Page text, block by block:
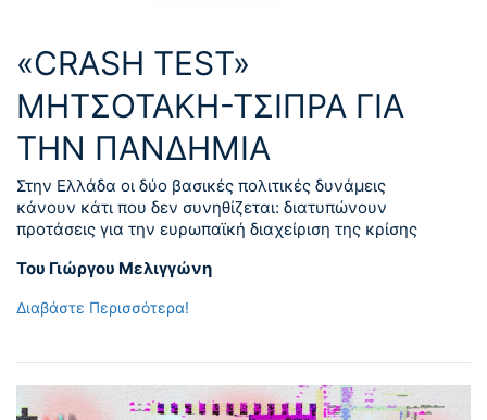
«CRASH TEST»
ΜΗΤΣΟΤΑΚΗ-ΤΣΙΠΡΑ ΓΙΑ
ΤΗΝ ΠΑΝΔΗΜΙΑ
Στην Ελλάδα οι δύο βασικές πολιτικές δυνάμεις
κάνουν κάτι που δεν συνηθίζεται: διατυπώνουν
προτάσεις για την ευρωπαϊκή διαχείριση της κρίσης
Του Γιώργου Μελιγγώνη
Διαβάστε Περισσότερα!